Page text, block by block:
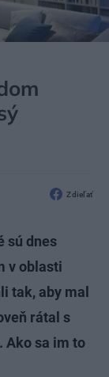
Zdieľať
sú dnes
v oblasti
tak, aby mal
rátal s
Ako sa im to